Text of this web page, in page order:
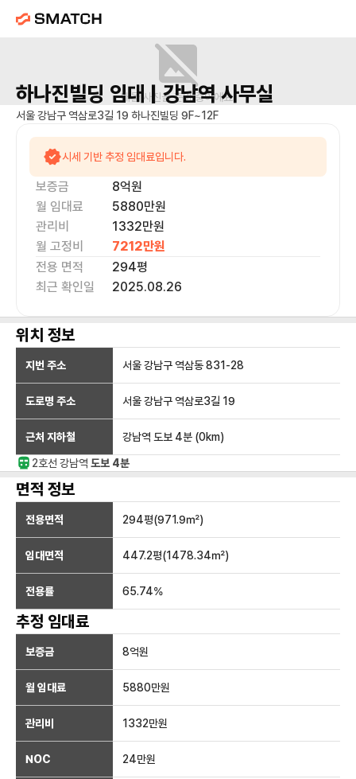
매물 사진을 준비 중이에요.
하나진빌딩 임대 | 강남역사무실
서울 강남구 역삼로3길 19 하나진빌딩 9F~12F
시세 기반 추정 임대료입니다.
보증금 8억원
월 임대료
5880만원
관리비
1332만원
월 고정비
7212만원
전용 면적
294평
최근 확인일
2025.08.26
위치 정보
지번 주소 서울 강남구 역삼동 831-28
도로명 주소 서울 강남구 역삼로3길 19
근처 지하철 강남역 도보 4분 (0km)
2호선 강남역 도보 4분
면적 정보
전용면적 294평(971.9㎡)
임대면적 447.2평(1478.34㎡)
전용률 65.74%
추정 임대료
보증금 8억원
월 임대료 5880만원
관리비 1332만원
NOC 24만원